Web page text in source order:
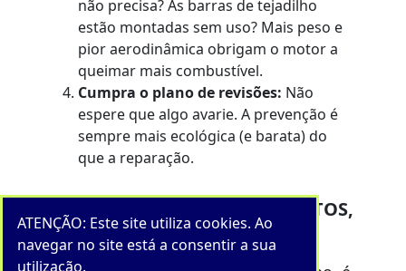
ATENÇÃO: Este site utiliza cookies. Ao
navegar no site está a consentir a sua
utilização.
não precisa? As barras de tejadilho
estão montadas sem uso? Mais peso e
pior aerodinâmica obrigam o motor a
queimar mais combustível.
Cumpra o plano de revisões: Não
espere que algo avarie. A prevenção é
sempre mais ecológica (e barata) do
que a reparação.
CONCLUSÃO: PEQUENOS GESTOS,
GRANDE IMPACTO